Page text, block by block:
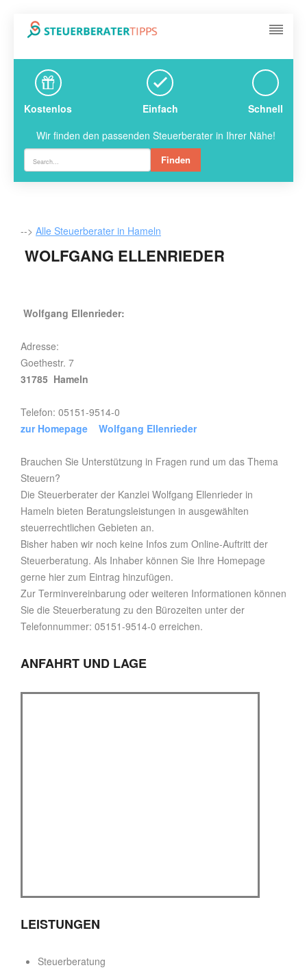
Kostenlos Einfach
Schnell
Wir finden den passenden Steuerberater in Ihrer Nähe!
Finden
--> Alle Steuerberater in Hameln
WOLFGANG ELLENRIEDER
Wolfgang Ellenrieder:
Adresse:
Goethestr. 7
31785 Hameln
Telefon: 05151-9514-0
zur Homepage Wolfgang Ellenrieder
Brauchen Sie Unterstützung in Fragen rund um das Thema
Steuern?
Die Steuerberater der Kanzlei Wolfgang Ellenrieder in
Hameln bieten Beratungsleistungen in ausgewählten
steuerrechtlichen Gebieten an.
Bisher haben wir noch keine Infos zum Online-Auftritt der
Steuerberatung. Als Inhaber können Sie Ihre Homepage
gerne hier zum Eintrag hinzufügen.
Zur Terminvereinbarung oder weiteren Informationen können
Sie die Steuerberatung zu den Bürozeiten unter der
Telefonnummer: 05151-9514-0 erreichen.
ANFAHRT UND LAGE
LEISTUNGEN
Steuerberatung